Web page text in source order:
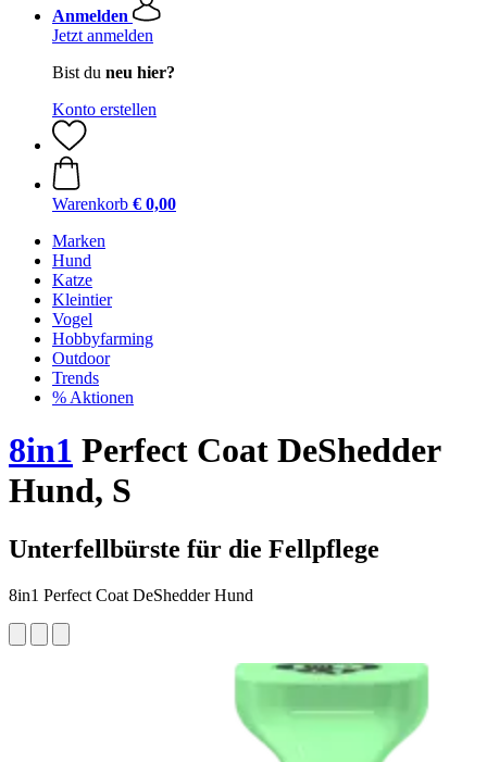
Anmelden
Jetzt anmelden
Bist du neu hier?
Konto erstellen
Warenkorb € 0,00
Marken
Hund
Katze
Kleintier
Vogel
Hobbyfarming
Outdoor
Trends
% Aktionen
8in1 Perfect Coat DeShedder
Hund, S
Unterfellbürste für die Fellpflege
8in1 Perfect Coat DeShedder Hund